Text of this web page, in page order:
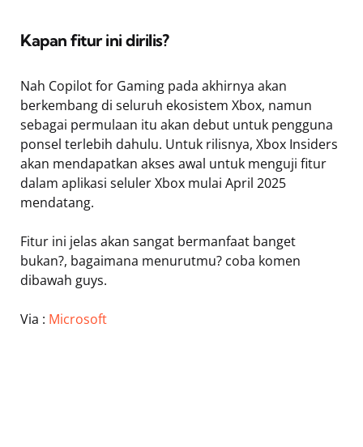
Kapan fitur ini dirilis?
Nah Copilot for Gaming pada akhirnya akan
berkembang di seluruh ekosistem Xbox, namun
sebagai permulaan itu akan debut untuk pengguna
ponsel terlebih dahulu. Untuk rilisnya, Xbox Insiders
akan mendapatkan akses awal untuk menguji fitur
dalam aplikasi seluler Xbox mulai April 2025
mendatang.
Fitur ini jelas akan sangat bermanfaat banget
bukan?, bagaimana menurutmu? coba komen
dibawah guys.
Via : Microsoft